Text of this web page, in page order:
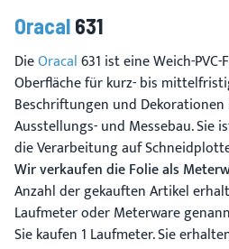
Oracal 631
DieOracal631 ist eine Weich-
Oberfläche für kurz- bis
Beschriftungen und
Ausstellungs- und Messebau. Sie
die Verarbeitung auf
Wir verkaufen die Folie als
Anzahl der gekauften Artikel
Laufmeter oder Meterware
Sie kaufen 1 Laufmeter. Sie